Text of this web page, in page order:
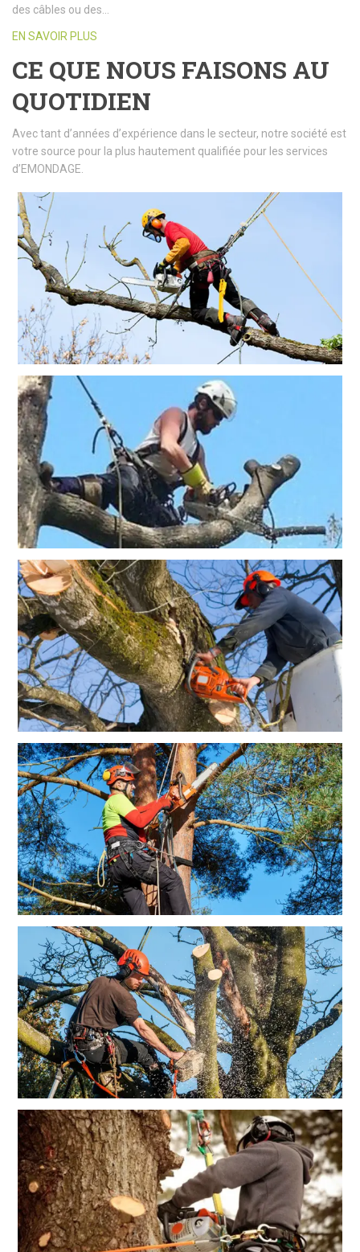
des câbles ou des…
EN SAVOIR PLUS
CE QUE NOUS FAISONS AU
QUOTIDIEN
Avec tant d’années d’expérience dans le secteur, notre société est
votre source pour la plus hautement qualifiée pour les services
d’EMONDAGE.